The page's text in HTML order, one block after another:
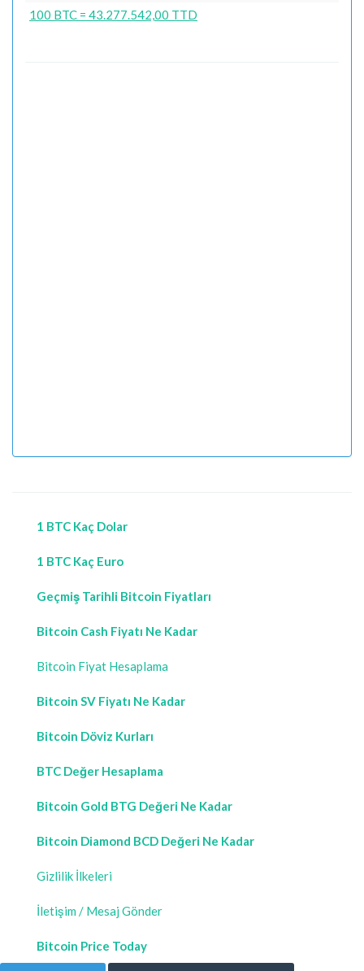
100 BTC = 43.277.542,00 TTD
1 BTC Kaç Dolar
1 BTC Kaç Euro
Geçmiş Tarihli Bitcoin Fiyatları
Bitcoin Cash Fiyatı Ne Kadar
Bitcoin Fiyat Hesaplama
Bitcoin SV Fiyatı Ne Kadar
Bitcoin Döviz Kurları
BTC Değer Hesaplama
Bitcoin Gold BTG Değeri Ne Kadar
Bitcoin Diamond BCD Değeri Ne Kadar
Gizlilik İlkeleri
İletişim / Mesaj Gönder
Bitcoin Price Today